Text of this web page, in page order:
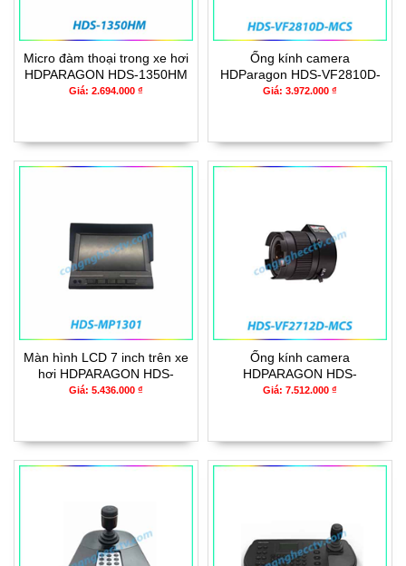
Micro đàm thoại trong xe hơi
HDPARAGON HDS-1350HM
Giá: 2.694.000 ₫
Ống kính camera
HDParagon HDS-VF2810D-
MCS
Giá: 3.972.000 ₫
Màn hình LCD 7 inch trên xe
hơi HDPARAGON HDS-
MP1301
Giá: 5.436.000 ₫
Ống kính camera
HDPARAGON HDS-
VF2712D-MCS
Giá: 7.512.000 ₫